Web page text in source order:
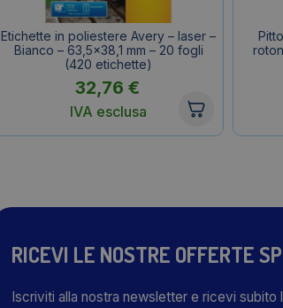
Etichette in poliestere Avery – laser –
Bianco – 63,5×38,1 mm – 20 fogli
(420 etichette)
32,76 €
IVA esclusa
RICEVI LE NOSTRE OFFERTE
Iscriviti alla nostra newsletter e ricevi subito